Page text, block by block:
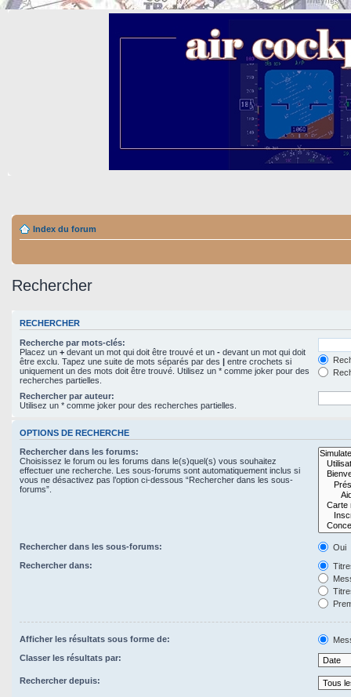
Index du forum
Rechercher
RECHERCHER
Recherche par mots-clés:
Placez un + devant un mot qui doit être trouvé et un - devant un mot qui doit
être exclu. Tapez une suite de mots séparés par des | entre crochets si
uniquement un des mots doit être trouvé. Utilisez un * comme joker pour des
recherches partielles.
Rechercher par auteur:
Utilisez un * comme joker pour des recherches partielles.
OPTIONS DE RECHERCHE
Rechercher dans les forums:
Choisissez le forum ou les forums dans le(s)quel(s) vous souhaitez
effectuer une recherche. Les sous-forums sont automatiquement inclus si
vous ne désactivez pas l’option ci-dessous “Rechercher dans les sous-
forums”.
Rechercher dans les sous-forums:
Oui
Rechercher dans:
Afficher les résultats sous forme de:
Classer les résultats par:
Rechercher depuis: